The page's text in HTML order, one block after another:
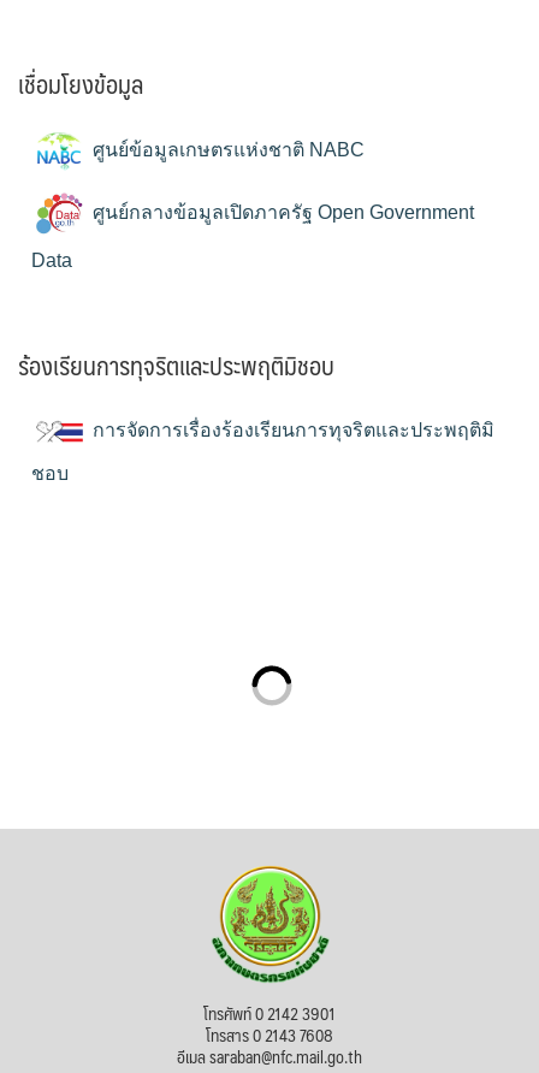
เชื่อมโยงข้อมูล
ศูนย์ข้อมูลเกษตรแห่งชาติ NABC
ศูนย์กลางข้อมูลเปิดภาครัฐ Open Government
Data
ร้องเรียนการทุจริตและประพฤติมิชอบ
การจัดการเรื่องร้องเรียนการทุจริตและประพฤติมิ
ชอบ
โทรศัพท์ 0 2142 3901
โทรสาร 0 2143 7608
อีเมล saraban@nfc.mail.go.th